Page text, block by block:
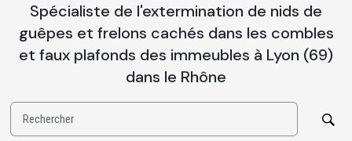
Spécialiste de l'extermination de nids de
guêpes et frelons cachés dans les combles
et faux plafonds des immeubles à Lyon (69)
dans le Rhône
Rechercher